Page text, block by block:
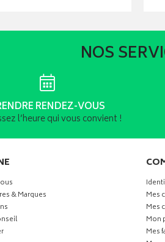
NOS
RENDEZ-VOUS
l’heure qui vous convient !
& Marques
Mes
Mes
Mon
Mes